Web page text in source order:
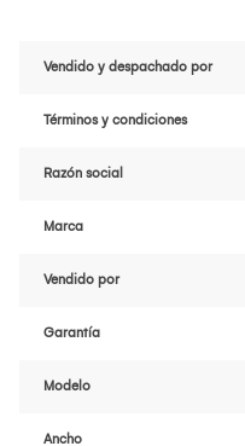
Vendido y despachado por
Términos y condiciones
Razón social
Marca
Vendido por
Garantía
Modelo
Ancho